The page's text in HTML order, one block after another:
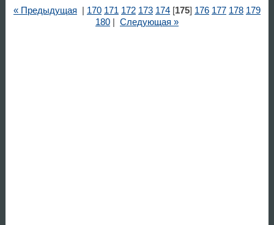
« Предыдущая 170 171 172 173 174[175] 176 177 178 179
180| Следующая »